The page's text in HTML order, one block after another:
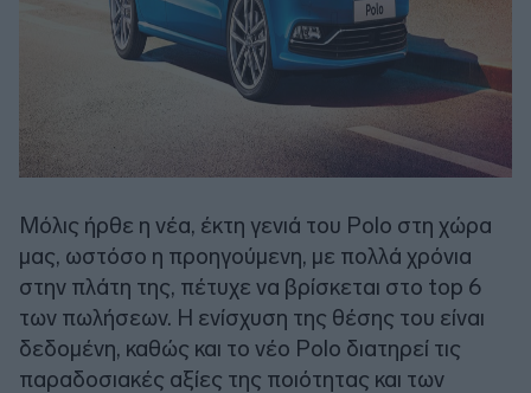
Μόλις ήρθε η νέα, έκτη γενιά του Polo στη χώρα
μας, ωστόσο η προηγούμενη, με πολλά χρόνια
στην πλάτη της, πέτυχε να βρίσκεται στο top 6
των πωλήσεων. Η ενίσχυση της θέσης του είναι
δεδομένη, καθώς και το νέο Polo διατηρεί τις
παραδοσιακές αξίες της ποιότητας και των